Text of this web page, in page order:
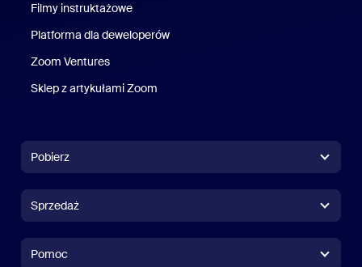
Filmy instruktażowe
Platforma dla deweloperów
Zoom Ventures
Sklep z artykułami Zoom
Pobierz
Aplikacja Zoom RoomsAplikacja Zoom Rooms
Sterownik Zoom Rooms
Sprzedaż
Pomoc
Pomoc